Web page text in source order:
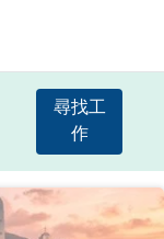
尋找工
作